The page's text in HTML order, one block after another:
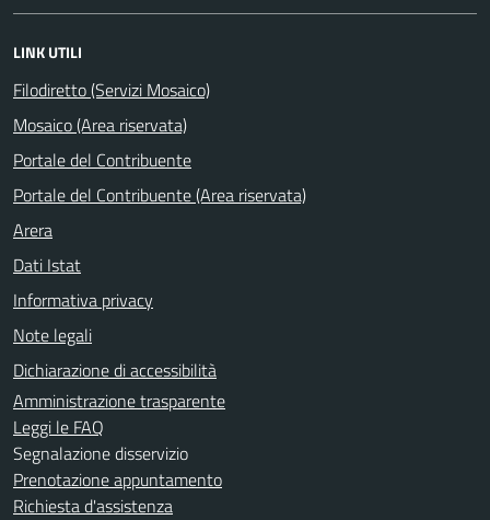
LINK UTILI
Filodiretto (Servizi Mosaico)
Mosaico (Area riservata)
Portale del Contribuente
Portale del Contribuente (Area riservata)
Arera
Dati Istat
Informativa privacy
Note legali
Dichiarazione di accessibilità
Amministrazione trasparente
Leggi le FAQ
Segnalazione disservizio
Prenotazione appuntamento
Richiesta d'assistenza